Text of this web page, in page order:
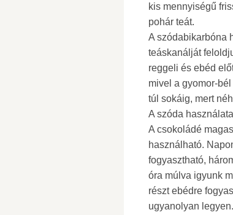
kis mennyiségű
pohár teát.
A szódabikarbóna
teáskanálját
reggeli és ebéd
mivel a gyomor-
túl sokáig, mert
A szóda
A csokoládé
használható.
fogyasztható,
óra múlva igyunk
részt ebédre
ugyanolyan